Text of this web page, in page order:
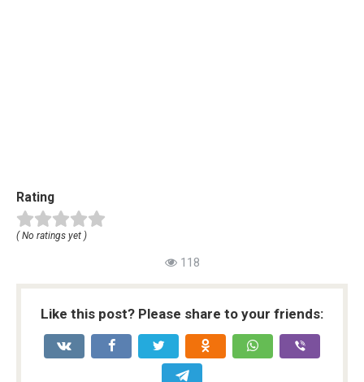
Rating
( No ratings yet )
118
Like this post? Please share to your friends: